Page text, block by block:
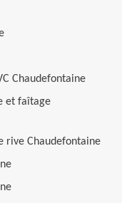
Chaudefontaine
et faîtage
rive Chaudefontaine